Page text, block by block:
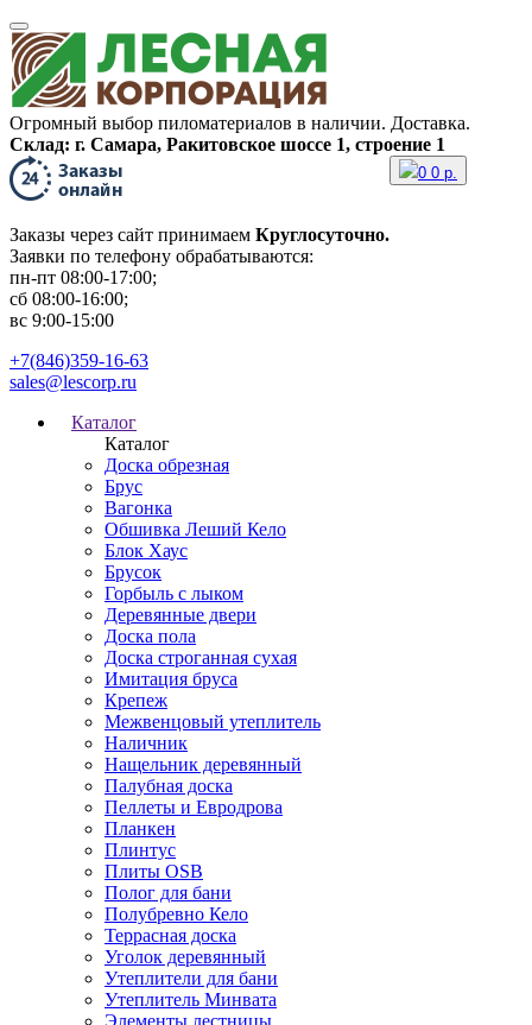
Огромный выбор пиломатериалов в наличии. Доставка.
Склад: г. Самара, Ракитовское шоссе 1, строение 1
Заказы через сайт принимаем Круглосуточно.
Заявки по телефону обрабатываются:
пн-пт 08:00-17:00;
сб 08:00-16:00;
вс 9:00-15:00
0 0 р.
+7(846)359-16-63
sales@lescorp.ru
Каталог
Каталог
Доска обрезная
Брус
Вагонка
Обшивка Леший Кело
Блок Хаус
Брусок
Горбыль с лыком
Деревянные двери
Доска пола
Доска строганная сухая
Имитация бруса
Крепеж
Межвенцовый утеплитель
Наличник
Нащельник деревянный
Палубная доска
Пеллеты и Евродрова
Планкен
Плинтус
Плиты OSB
Полог для бани
Полубревно Кело
Террасная доска
Уголок деревянный
Утеплители для бани
Утеплитель Минвата
Элементы лестницы